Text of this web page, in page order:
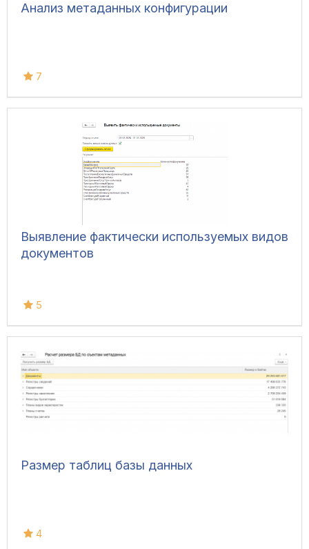
Анализ метаданных конфигурации
7
Выявление фактически используемых видов
документов
5
Размер таблиц базы данных
4